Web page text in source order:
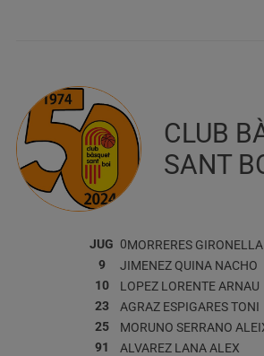
CLUB
SANT
JUG 0MORRERES GIRONELLA
9
JIMENEZ QUINA NACHO
10
LOPEZ LORENTE ARNAU
23
AGRAZ ESPIGARES TONI
25
MORUNO SERRANO
91
ALVAREZ LANA ALEX